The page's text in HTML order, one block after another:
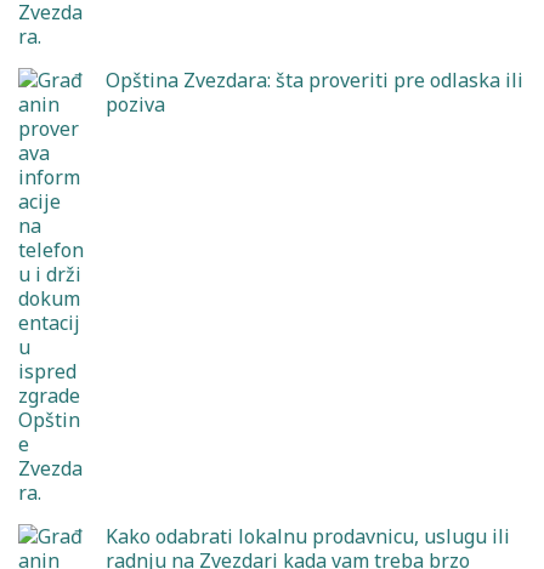
Opština Zvezdara: šta proveriti pre odlaska ili
poziva
Kako odabrati lokalnu prodavnicu, uslugu ili
radnju na Zvezdari kada vam treba brzo